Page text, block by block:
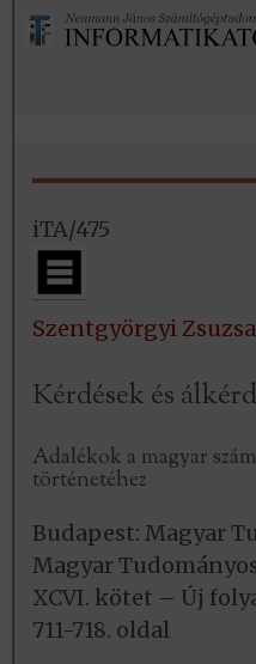
iTA/475
Szentgyörgyi Zsuzsa
Kérdések és
Adalékok a magyar
történetéhez
Budapest: Magyar
Magyar
XCVI. kötet – Új
711-718. oldal